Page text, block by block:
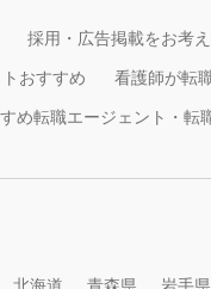
採用・広告掲載をお考
おすすめ 看護師が転
め転職エージェント・転